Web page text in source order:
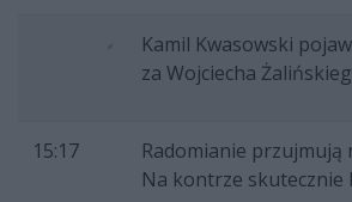
Kamil Kwasowski
za Wojciecha
15:17
Radomianie przujmują
Na kontrze skutecznie